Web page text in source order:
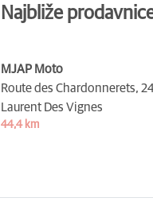
Najbliže
MJAP Moto
Route des Chardonnerets,
Laurent Des Vignes
44,4 km